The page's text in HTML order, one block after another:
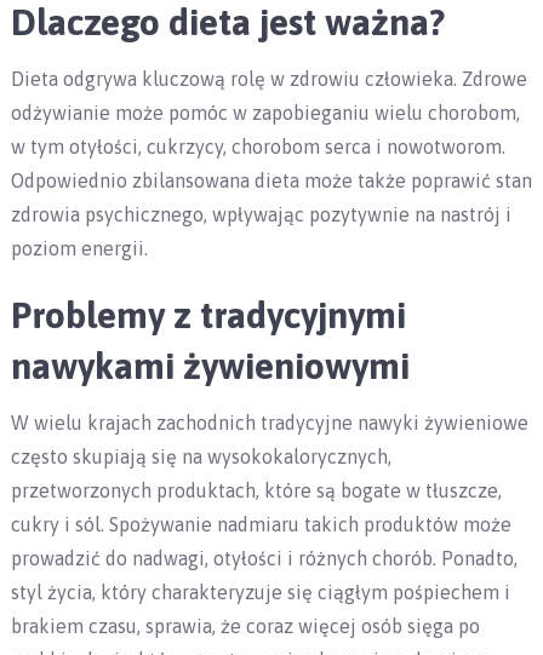
Dlaczego dieta jest ważna?
Dieta odgrywa kluczową rolę w zdrowiu człowieka. Zdrowe
odżywianie może pomóc w zapobieganiu wielu chorobom,
w tym otyłości, cukrzycy, chorobom serca i nowotworom.
Odpowiednio zbilansowana dieta może także poprawić stan
zdrowia psychicznego, wpływając pozytywnie na nastrój i
poziom energii.
Problemy z tradycyjnymi
nawykami żywieniowymi
W wielu krajach zachodnich tradycyjne nawyki żywieniowe
często skupiają się na wysokokalorycznych,
przetworzonych produktach, które są bogate w tłuszcze,
cukry i sól. Spożywanie nadmiaru takich produktów może
prowadzić do nadwagi, otyłości i różnych chorób. Ponadto,
styl życia, który charakteryzuje się ciągłym pośpiechem i
brakiem czasu, sprawia, że ​​coraz więcej osób sięga po